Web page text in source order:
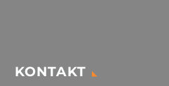
KONTAKT